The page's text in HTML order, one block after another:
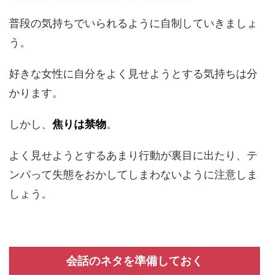
普段の気持ちでいられるように自制していきましょ
う。
好きな女性に自分をよく見せようとする気持ちは分
かります。
しかし、 焦りは禁物。
よく見せようとするあまり行動が裏目に出たり、テ
ンパって失態をおかしてしまわないように注意しま
しょう。
会話のネタを準備しておく